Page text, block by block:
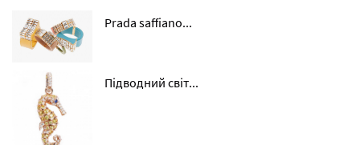
Prada saffiano...
Підводний світ...